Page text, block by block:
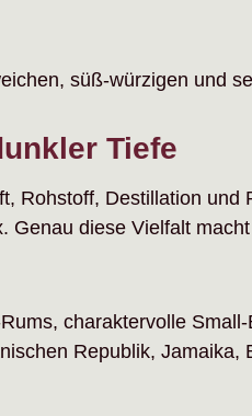
süß-würzigen und
Tiefe
Rohstoff, Destillation
diese Vielfalt
charaktervolle
Republik,